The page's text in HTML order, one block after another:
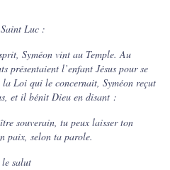
Luc :
Syméon vint au Temple. Au
présentaient l’enfant Jésus pour se
Loi qui le concernait, Syméon reçut
et il bénit Dieu en disant :
souverain, tu peux laisser ton
paix, selon ta parole.
le salut